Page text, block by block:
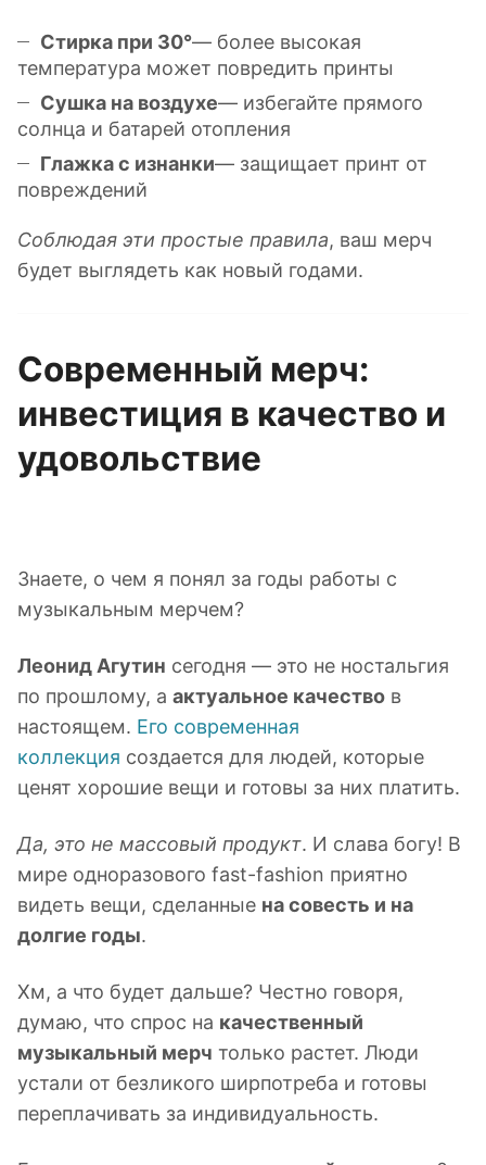
Стирка при 30°— более высокая
температура может повредить принты
Сушка на воздухе— избегайте прямого
солнца и батарей отопления
Глажка с изнанки— защищает принт от
повреждений
Соблюдая эти простые правила, ваш мерч
будет выглядеть как новый годами.
Современный мерч:
инвестиция в качество и
удовольствие
Знаете, о чем я понял за годы работы с
музыкальным мерчем?
Леонид Агутин сегодня — это не ностальгия
по прошлому, а актуальное качество в
настоящем. Его современная
коллекция создается для людей, которые
ценят хорошие вещи и готовы за них платить.
Да, это не массовый продукт. И слава богу! В
мире одноразового fast-fashion приятно
видеть вещи, сделанные на совесть и на
долгие годы.
Хм, а что будет дальше? Честно говоря,
думаю, что спрос на качественный
музыкальный мерч только растет. Люди
устали от безликого ширпотреба и готовы
переплачивать за индивидуальность.